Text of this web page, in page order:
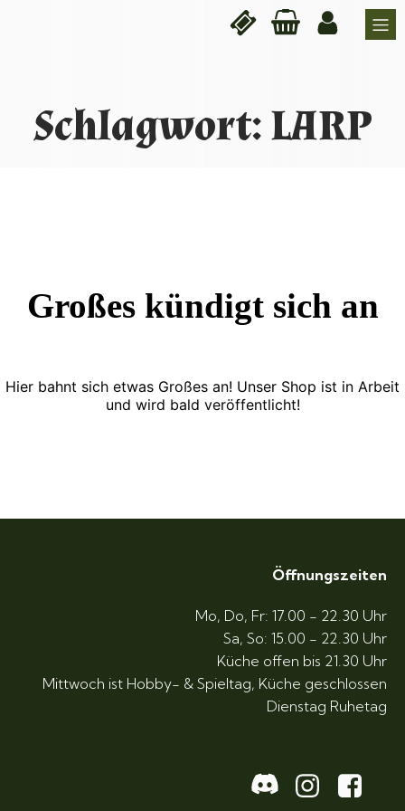
Schlagwort: LARP
Großes kündigt sich an
Hier bahnt sich etwas Großes an! Unser Shop ist in Arbeit
und wird bald veröffentlicht!
Öffnungszeiten
Mo, Do, Fr: 17.00 - 22.30 Uhr
Sa, So: 15.00 - 22.30 Uhr
Küche offen bis 21.30 Uhr
Mittwoch ist Hobby- & Spieltag, Küche geschlossen
Dienstag Ruhetag